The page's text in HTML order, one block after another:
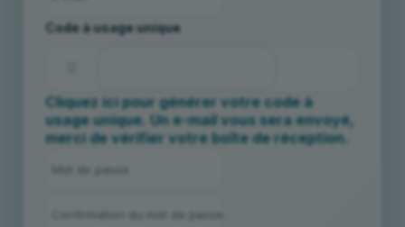
Code à usage unique
Cliquez ici pour générer votre code à
usage unique. Un e-mail vous sera envoyé,
merci de vérifier votre boîte de réception.